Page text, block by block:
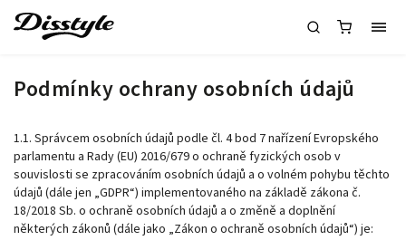
Podmínky ochrany osobních údajů
1.1. Správcem osobních údajů podle čl. 4 bod 7 nařízení Evropského
parlamentu a Rady (EU) 2016/679 o ochraně fyzických osob v
souvislosti se zpracováním osobních údajů a o volném pohybu těchto
údajů (dále jen „GDPR“) implementovaného na základě zákona č.
18/2018 Sb. o ochraně osobních údajů a o změně a doplnění
některých zákonů (dále jako „Zákon o ochraně osobních údajů“) je: